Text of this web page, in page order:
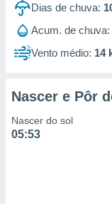
1199
Dias de chuva:
Acum. de chuva:
Vento médio: 14
Nascer e Pôr
Nascer do sol
05:53